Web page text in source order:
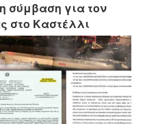
σύμβαση για τον
στο Καστέλλι